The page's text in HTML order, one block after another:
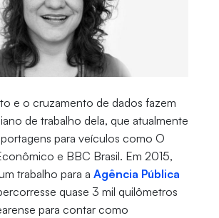
e o cruzamento de dados fazem
de trabalho dela, que atualmente
para veículos como O
e BBC Brasil. Em 2015,
trabalho para a Agência Pública
quase 3 mil quilômetros
para contar como